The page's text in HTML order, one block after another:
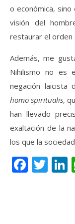
o económica, sino
visión del
restaurar el orden
Además, me
Nihilismo no es
negación laicista
homo spiritualis,
han llevado
exaltación de la
los que la